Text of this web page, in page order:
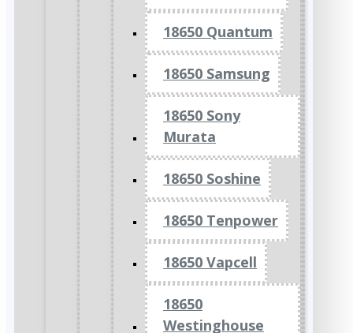
18650 Quantum
18650 Samsung
18650 Sony
Murata
18650 Soshine
18650 Tenpower
18650 Vapcell
18650
Westinghouse